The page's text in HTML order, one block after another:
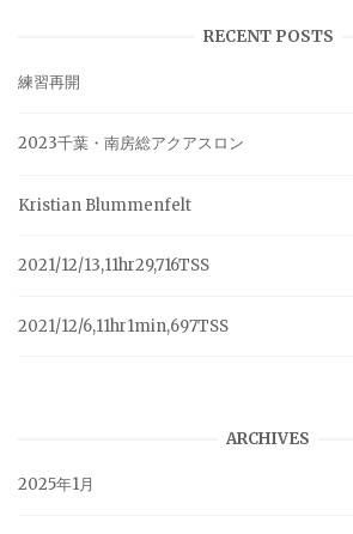
RECENT POSTS
練習再開
2023千葉・南房総アクアスロン
Kristian Blummenfelt
2021/12/13,11hr29,716TSS
2021/12/6,11hr1min,697TSS
ARCHIVES
2025年1月